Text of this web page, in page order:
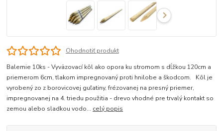
Ohodnotiť produkt
Balemie 10ks - Vyväzovací kôl ako opora ku stromom s dĺžkou 120cm a
priemerom 6cm, tlakom impregnovaný proti hnilobe a škodcom. Kôl je
vyrobený zo z borovicovej guľatiny, frézovanej na presný priemer,
impregnovanej na 4. triedu použitia - drevo vhodné pre trvalý kontakt so
zemou alebo sladkou vodo... celý popis